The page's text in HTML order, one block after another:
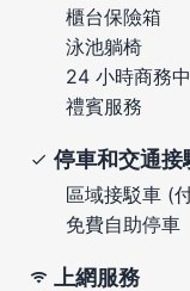
櫃台保險箱
泳池躺椅
24 小時商務
禮賓服務
停車和交通接
區域接駁車 (
免費自助停車
上網服務